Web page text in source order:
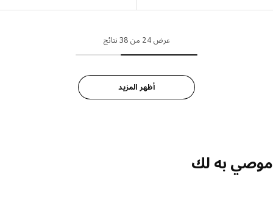
عرض 24 من 38 نتائج
أظهر المزيد
به لك